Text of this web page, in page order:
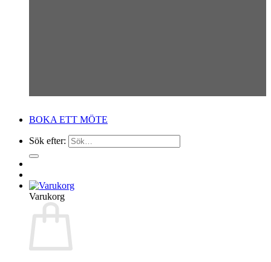
BOKA ETT MÖTE
Sök efter:
Varukorg